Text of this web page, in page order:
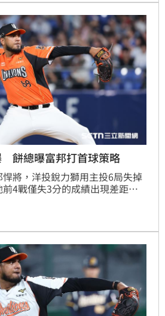
餅總曝富邦打首球策略
將，洋投銳力獅用主投6局失掉
4戰僅失3分的成績出現差距，
球多少有受到主審「精準」的好